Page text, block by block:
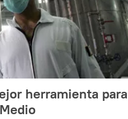
herramienta para